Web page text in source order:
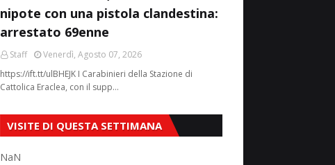
nipote con una pistola clandestina:
arrestato 69enne
Staff
Venerdì, Agosto 07, 2026
https://ift.tt/ulBHEJK I Carabinieri della Stazione di
Cattolica Eraclea, con il supp…
VISITE DI QUESTA SETTIMANA
NaN